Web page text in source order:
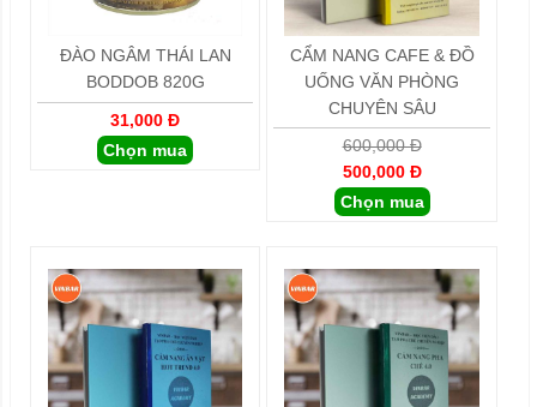
ĐÀO NGÂM THÁI LAN
BODDOB 820G
31,000 Đ
Chọn mua
CẨM NANG CAFE & ĐỒ
UỐNG VĂN PHÒNG
CHUYÊN SÂU
600,000 Đ
500,000 Đ
Chọn mua